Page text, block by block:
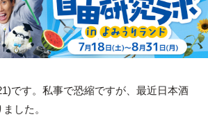
です。私事で恐縮ですが、最近日本酒
した。